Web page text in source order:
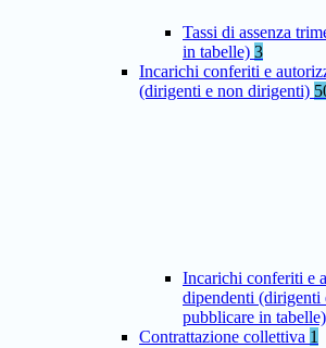
Tassi di assenza
in tabelle) 3
Incarichi conferiti e
(dirigenti e non dirigenti)
Incarichi conferiti e
dipendenti (dirigenti
pubblicare in tabelle)
Contrattazione collettiva 1